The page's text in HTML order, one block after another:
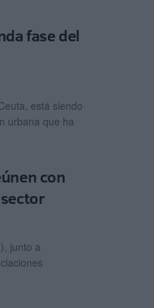
fase del
está siendo
urbana que ha
con
junto a